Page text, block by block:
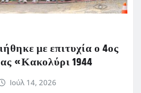
με επιτυχία ο 4ος
«Κακολύρι 1944
Ιούλ 14, 2026